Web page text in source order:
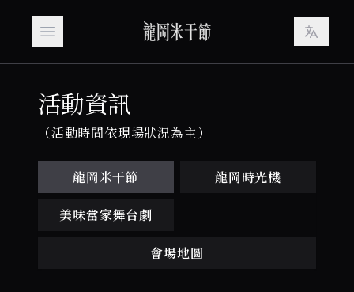
Open main menu
活動資訊
（活動時間依現場狀況為主）
龍岡米干節 龍岡時光機
美味當家舞台劇
會場地圖